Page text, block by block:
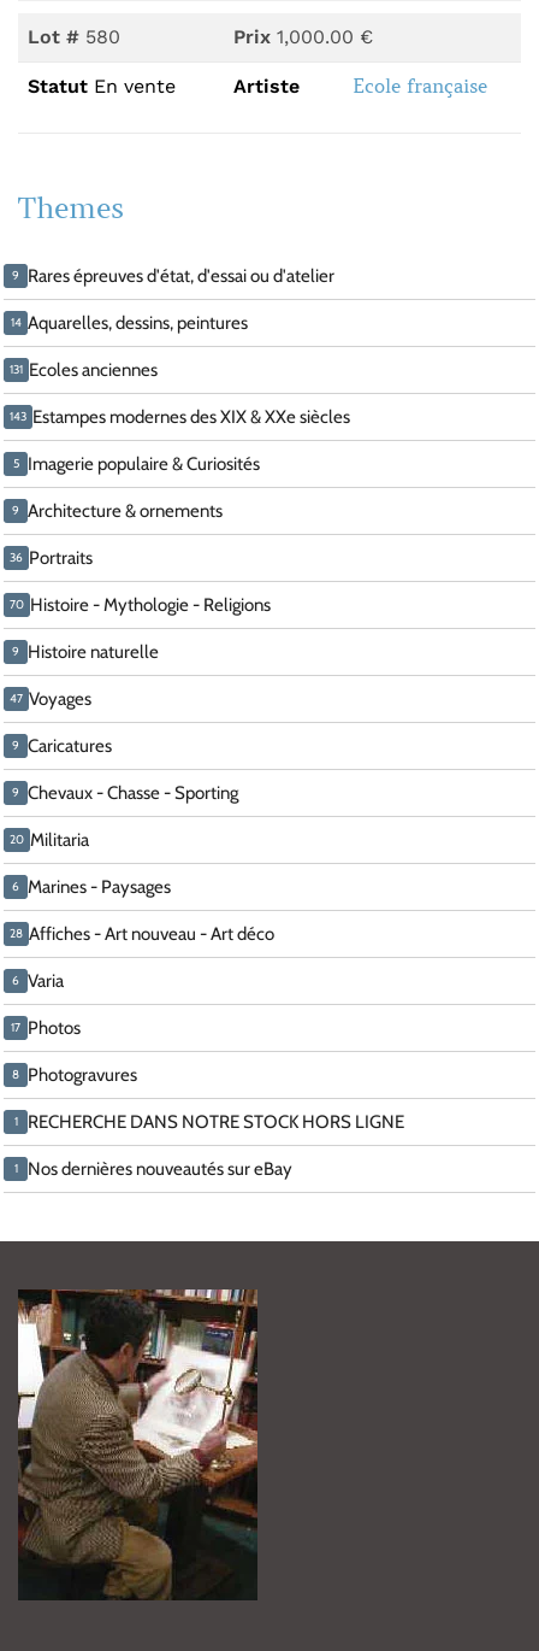
Lot # 580 Prix 1,000.00 €
Statut En vente Artiste Ecole française
Themes
9 Rares épreuves d'état, d'essai ou d'atelier
14 Aquarelles, dessins, peintures
131 Ecoles anciennes
143 Estampes modernes des XIX & XXe siècles
5 Imagerie populaire & Curiosités
9 Architecture & ornements
36 Portraits
70 Histoire - Mythologie - Religions
9 Histoire naturelle
47 Voyages
9 Caricatures
9 Chevaux - Chasse - Sporting
20 Militaria
6 Marines - Paysages
28 Affiches - Art nouveau - Art déco
6 Varia
17 Photos
8 Photogravures
1 RECHERCHE DANS NOTRE STOCK HORS LIGNE
1 Nos dernières nouveautés sur eBay